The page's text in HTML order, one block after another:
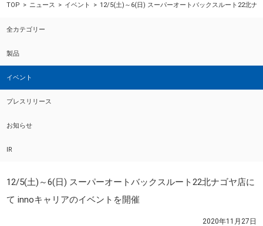
TOP ニュース イベント 12/5(土)～6(日) スーパーオートバックスルート22北ナ
全カテゴリー
製品
イベント
プレスリリース
お知らせ
IR
12/5(土)～6(日) スーパーオートバックスルート22北ナゴヤ店に
て innoキャリアのイベントを開催
2020年11月27日